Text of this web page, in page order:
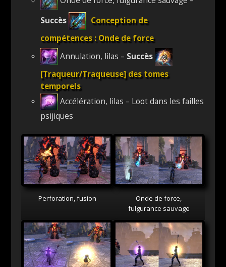
Succès
Conception de
compétences : Onde de force
Annulation, lilas – Succès
[Traqueur/Traqueuse] des tomes
temporels
Accélération, lilas – Loot dans les failles
psijiques
Perforation, fusion
Onde de force,
fulgurance sauvage